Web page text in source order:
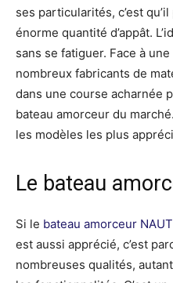
ses particularités, c’est
énorme quantité d’appât.
sans se fatiguer. Face à
nombreux fabricants de
dans une course acharnée
bateau amorceur du
les modèles les plus
Le bateau
Si le bateau amorceur
est aussi apprécié, c’est
nombreuses qualités,